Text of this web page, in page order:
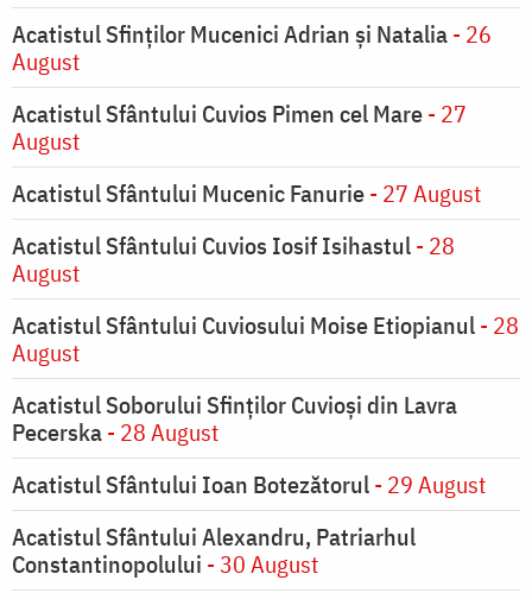
Acatistul Sfinților Mucenici Adrian și Natalia- 26
August
Acatistul Sfântului Cuvios Pimen cel Mare- 27
August
Acatistul Sfântului Mucenic Fanurie- 27 August
Acatistul Sfântului Cuvios Iosif Isihastul- 28
August
Acatistul Sfântului Cuviosului Moise Etiopianul- 28
August
Acatistul Soborului Sfinților Cuvioși din Lavra
Pecerska- 28 August
Acatistul Sfântului Ioan Botezătorul- 29 August
Acatistul Sfântului Alexandru, Patriarhul
Constantinopolului - 30 August